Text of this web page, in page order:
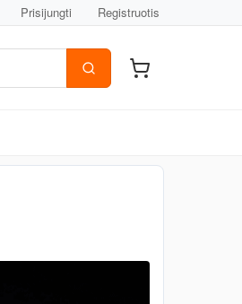
Prisijungti Registruotis